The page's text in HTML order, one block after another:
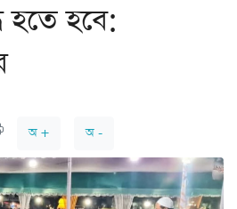
হতে হবে:
অ +
অ -